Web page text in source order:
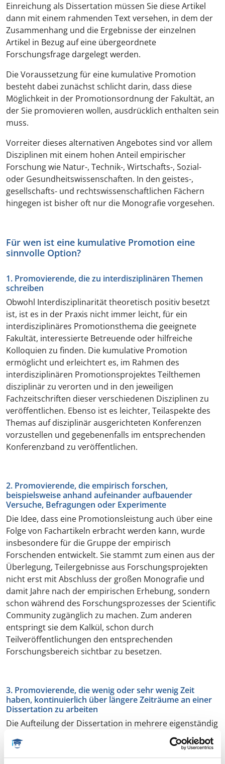
Einreichung als Dissertation müssen Sie diese Artikel
dann mit einem rahmenden Text versehen, in dem der
Zusammenhang und die Ergebnisse der einzelnen
Artikel in Bezug auf eine übergeordnete
Forschungsfrage dargelegt werden.
Die Voraussetzung für eine kumulative Promotion
besteht dabei zunächst schlicht darin, dass diese
Möglichkeit in der Promotionsordnung der Fakultät, an
der Sie promovieren wollen, ausdrücklich enthalten sein
muss.
Vorreiter dieses alternativen Angebotes sind vor allem
Disziplinen mit einem hohen Anteil empirischer
Forschung wie Natur-, Technik-, Wirtschafts-, Sozial-
oder Gesundheitswissenschaften. In den geistes-,
gesellschafts- und rechtswissenschaftlichen Fächern
hingegen ist bisher oft nur die Monografie vorgesehen.
Für wen ist eine kumulative Promotion eine
sinnvolle Option?
1. Promovierende, die zu interdisziplinären Themen
schreiben
Obwohl Interdisziplinarität theoretisch positiv besetzt
ist, ist es in der Praxis nicht immer leicht, für ein
interdisziplinäres Promotionsthema die geeignete
Fakultät, interessierte Betreuende oder hilfreiche
Kolloquien zu finden. Die kumulative Promotion
ermöglicht und erleichtert es, im Rahmen des
interdisziplinären Promotionsprojektes Teilthemen
disziplinär zu verorten und in den jeweiligen
Fachzeitschriften dieser verschiedenen Disziplinen zu
veröffentlichen. Ebenso ist es leichter, Teilaspekte des
Themas auf disziplinär ausgerichteten Konferenzen
vorzustellen und gegebenenfalls im entsprechenden
Konferenzband zu veröffentlichen.
2. Promovierende, die empirisch forschen,
beispielsweise anhand aufeinander aufbauender
Versuche, Befragungen oder Experimente
Die Idee, dass eine Promotionsleistung auch über eine
Folge von Fachartikeln erbracht werden kann, wurde
insbesondere für die Gruppe der empirisch
Forschenden entwickelt. Sie stammt zum einen aus der
Überlegung, Teilergebnisse aus Forschungsprojekten
nicht erst mit Abschluss der großen Monografie und
damit Jahre nach der empirischen Erhebung, sondern
schon während des Forschungsprozesses der Scientific
Community zugänglich zu machen. Zum anderen
entspringt sie dem Kalkül, schon durch
Teilveröffentlichungen den entsprechenden
Forschungsbereich sichtbar zu besetzen.
3. Promovierende, die wenig oder sehr wenig Zeit
haben, kontinuierlich über längere Zeiträume an einer
Dissertation zu arbeiten
Die Aufteilung der Dissertation in mehrere eigenständig
Promotionsprojekt automatisch in kleinere Portionen.